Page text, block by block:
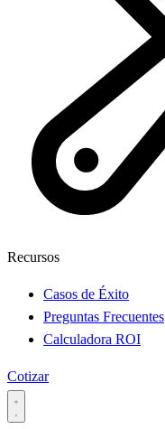
Recursos
Casos de Éxito
Preguntas Frecuentes
Calculadora ROI
Cotizar